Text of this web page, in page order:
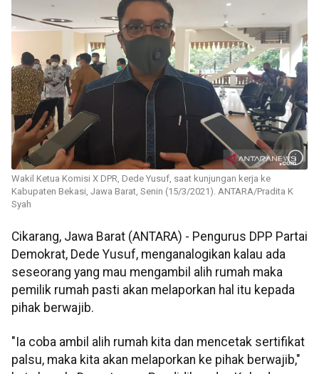
Wakil Ketua Komisi X DPR, Dede Yusuf, saat kunjungan kerja ke
Kabupaten Bekasi, Jawa Barat, Senin (15/3/2021). ANTARA/Pradita K
Syah
Cikarang, Jawa Barat (ANTARA) - Pengurus DPP Partai
Demokrat, Dede Yusuf, menganalogikan kalau ada
seseorang yang mau mengambil alih rumah maka
pemilik rumah pasti akan melaporkan hal itu kepada
pihak berwajib.
"Ia coba ambil alih rumah kita dan mencetak sertifikat
palsu, maka kita akan melaporkan ke pihak berwajib,"